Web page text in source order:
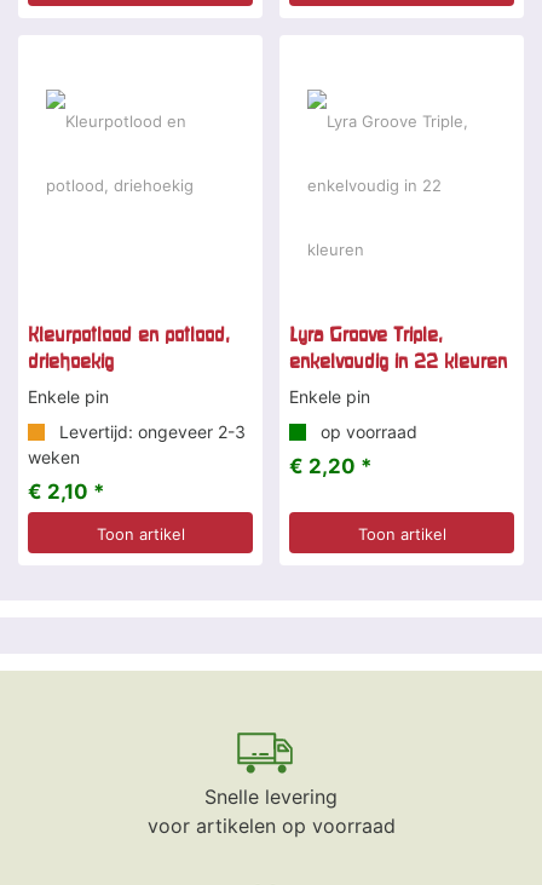
Kleurpotlood en potlood,
driehoekig
Enkele pin
Levertijd: ongeveer 2-3
weken
€ 2,10 *
Toon artikel
Lyra Groove Triple,
enkelvoudig in 22 kleuren
Enkele pin
op voorraad
€ 2,20 *
Toon artikel
Snelle levering
voor artikelen op voorraad